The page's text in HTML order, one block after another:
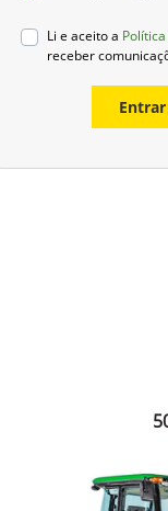
Li e aceito a
receber